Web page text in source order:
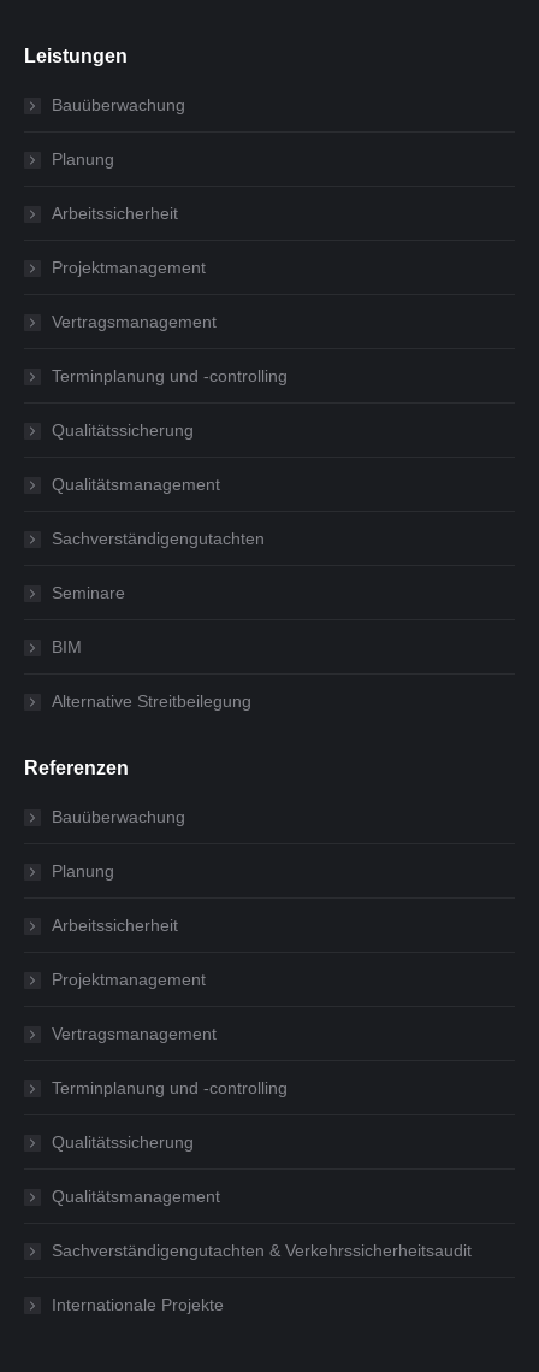
Leistungen
Bauüberwachung
Planung
Arbeitssicherheit
Projektmanagement
Vertragsmanagement
Terminplanung und -controlling
Qualitätssicherung
Qualitätsmanagement
Sachverständigengutachten
Seminare
BIM
Alternative Streitbeilegung
Referenzen
Bauüberwachung
Planung
Arbeitssicherheit
Projektmanagement
Vertragsmanagement
Terminplanung und -controlling
Qualitätssicherung
Qualitätsmanagement
Sachverständigengutachten & Verkehrssicherheitsaudit
Internationale Projekte